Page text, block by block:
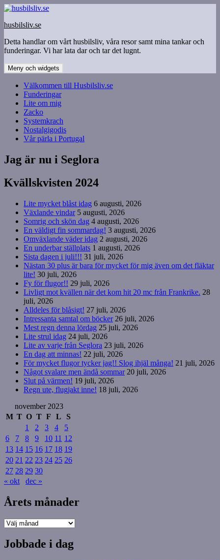
Hoppa
innehåll
husbilsliv.se
Detta handlar om vårt husbilsliv, våra resor samt mina tankar och
funderingar. Vi har lata dar och tar det lugnt.
Meny och widgets
Välkommen till Husbilsliv.se
Funderingar
Lite om mig
Zacko
Systemkrach
Nostalgigodis
Vår pärla i Portugal
Jag är nu i Seglora
Kvällskvisten 2024
Lite mycket blåst idag 6 augusti, 2026
Växlande vindar 5 augusti, 2026
Somrig och skön dag 4 augusti, 2026
En väldigt fin sommardag! 3 augusti, 2026
Omväxlande väder idag 2 augusti, 2026
En underbar ställplats 1 augusti, 2026
Sista dagen i juli!!! 31 juli, 2026
Nästan 30 plus är bara för mycket för mig även om det fläktar
lite! 30 juli, 2026
Fy för flugor!! 29 juli, 2026
Livligt mot kvällen när det kom hit 20 mc från Frankrike. 28
juli, 2026
Alldeles för blåsigt! 27 juli, 2026
Intressanta samtal om böcker 26 juli, 2026
Mest regn denna lördag 25 juli, 2026
Lite strul idag 24 juli, 2026
Lite av varje från Seglora 23 juli, 2026
En dag att minnas! 22 juli, 2026
För mycket flugor tycker jag!! Slog ihjäl många! 21 juli, 2026
Något svalare men ändå sommar 20 juli, 2026
Slut på värmen! 19 juli, 2026
Regn ute, flugjakt inne! 18 juli, 2026
november 2023
M T O T F L
S
1
2 3 4
5
6
7 8 9 10 11 12
13 14 15 16 17 18 19
20 21 22 23 24 25 26
27 28 29 30
« okt
dec »
Årets månader
Årets
Jobbade i dag